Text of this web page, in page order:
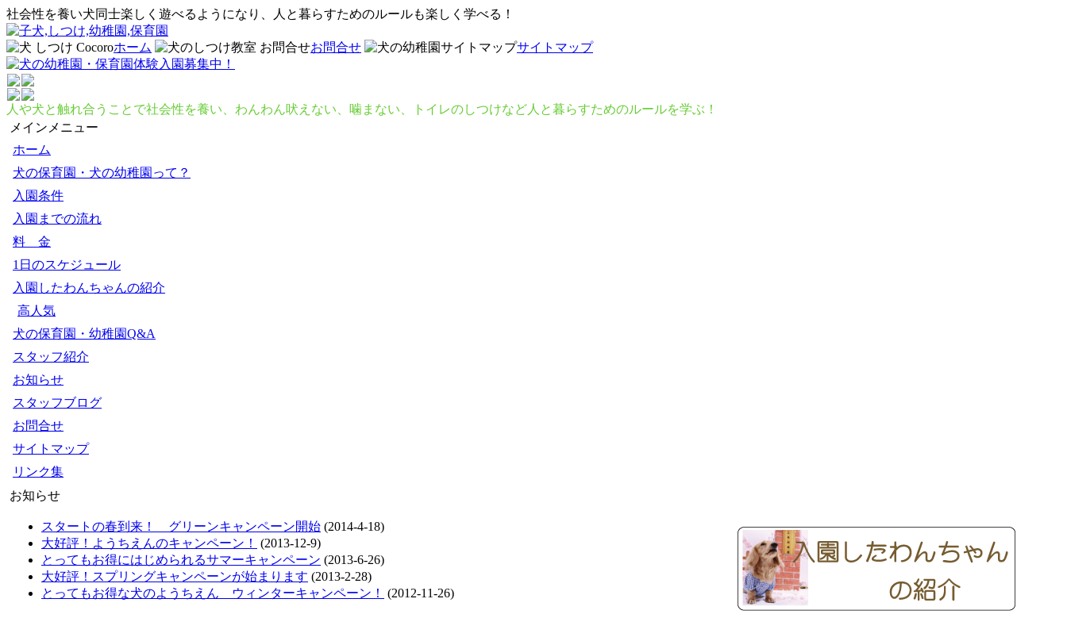
社会性を養い犬同士楽しく遊べるようになり、人と暮らすためのルールも楽しく学べる！
ホーム お問合せ サイトマップ
人や犬と触れ合うことで社会性を養い、わんわん吠えない、噛まない、トイレのしつけなど人と暮らすためのルールを学ぶ！
メインメニュー
ホーム
犬の保育園・犬の幼稚園って？
入園条件
入園までの流れ
料 金
1日のスケジュール
入園したわんちゃんの紹介
高人気
犬の保育園・幼稚園Q&A
スタッフ紹介
お知らせ
スタッフブログ
お問合せ
サイトマップ
リンク集
お知らせ
スタートの春到来！ グリーンキャンペーン開始 (2014-4-18)
大好評！ようちえんのキャンペーン！
(2013-12-9)
とってもお得にはじめられるサマーキャンペーン (2013-6-26)
大好評！スプリングキャンペーンが始まります (2013-2-28)
とってもお得な犬のようちえん ウィンターキャンペーン！
(2012-11-26)